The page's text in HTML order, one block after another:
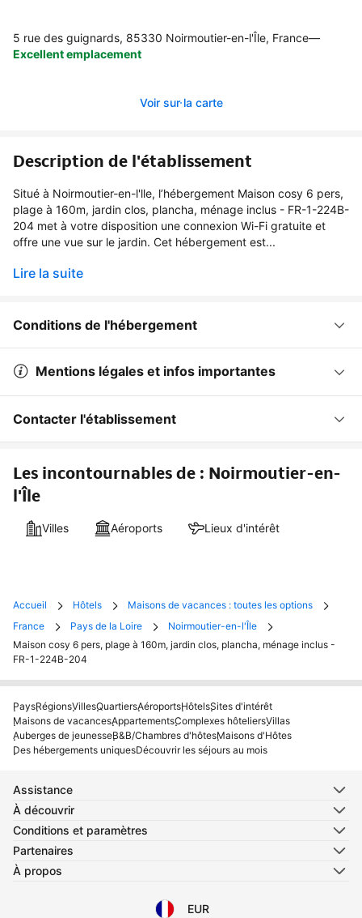
5 rue des guignards, 85330 Noirmoutier-en-l'Île, France—
Excellent emplacement
Voir sur la carte
Description de l'établissement
Situé à Noirmoutier-en-l'lle, l’hébergement Maison cosy 6 pers,
plage à 160m, jardin clos, plancha, ménage inclus - FR-1-224B-
204 met à votre disposition une connexion Wi-Fi gratuite et
offre une vue sur le jardin. Cet hébergement est...
Lire la suite
Conditions de l'hébergement
Mentions légales et infos importantes
Contacter l'établissement
Les incontournables de : Noirmoutier-en-
l'Île
Villes Aéroports Lieux d'intérêt
Accueil Hôtels
Maisons de vacances : toutes les options
France
Pays de la Loire
Noirmoutier-en-l'Île
Maison cosy 6 pers, plage à 160m, jardin clos, plancha, ménage inclus -
FR-1-224B-204
PaysRégionsVillesQuartiersAéroportsHôtelsSites d'intérêt
Maisons de vacancesAppartementsComplexes hôteliersVillas
Auberges de jeunesseB&B/Chambres d'hôtesMaisons d'Hôtes
Des hébergements uniquesDécouvrir les séjours au mois
Assistance
À découvrir
Conditions et paramètres
Partenaires
À propos
EUR